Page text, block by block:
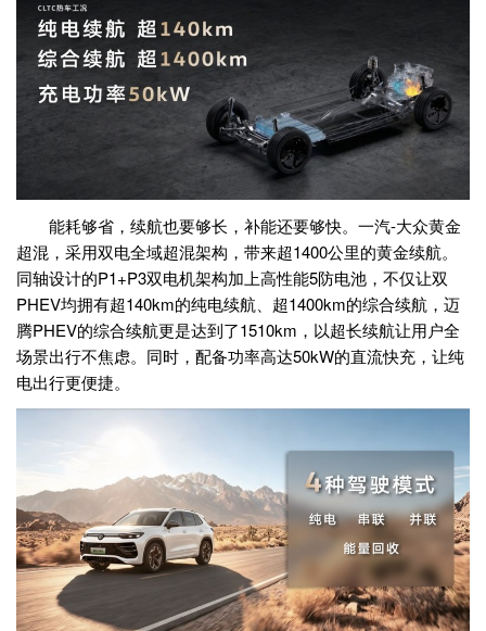
能耗够省，续航也要够长，补能还要够快。一汽-大众黄金
超混，采用双电全域超混架构，带来超1400公里的黄金续航。
同轴设计的P1+P3双电机架构加上高性能5防电池，不仅让双
PHEV均拥有超140km的纯电续航、超1400km的综合续航，迈
腾PHEV的综合续航更是达到了1510km，以超长续航让用户全
场景出行不焦虑。同时，配备功率高达50kW的直流快充，让纯
电出行更便捷。